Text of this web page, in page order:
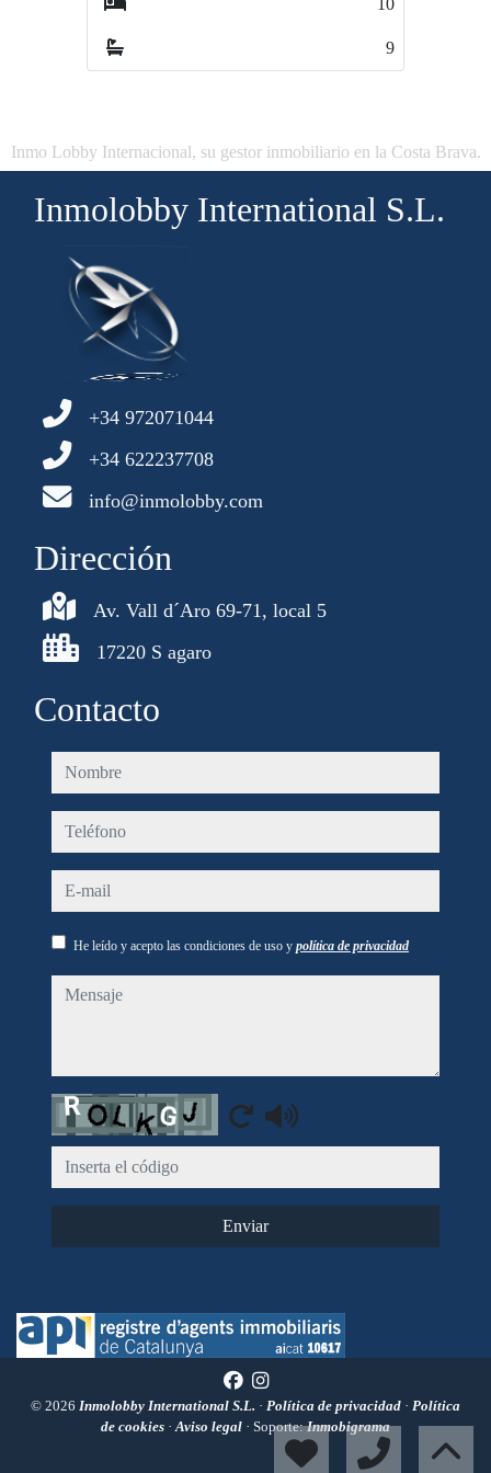
6
6
Inmo Lobby Internacional, su gestor inmobiliario en la Costa Brava.
Inmolobby International S.L.
+34 972071044
+34 622237708
info@inmolobby.com
Dirección
Av. Vall d´Aro 69-71, local 5
17220 S agaro
Contacto
nombre
teléfono
e-mail
He leído y acepto las condiciones de uso y política de privacidad
mensaje
Captcha
Enviar
© 2026 Inmolobby International S.L. · Política de privacidad · Política
de cookies ·Aviso legal · Soporte:Inmobigrama